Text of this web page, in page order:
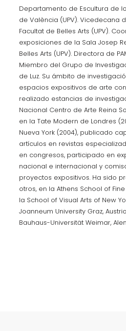
Departamento de Escultura de
de València (UPV). Vicedecana
Facultat de Belles Arts (UPV).
exposiciones de la Sala Josep
Belles Arts (UPV). Directora de
Miembro del Grupo de
de Luz. Su ámbito de
espacios expositivos de arte
realizado estancias de
Nacional Centro de Arte Reina
en la Tate Modern de Londres
Nueva York (2004), publicado
artículos en revistas
en congresos, participado en
nacional e internacional y
proyectos expositivos. Ha sido
otros, en la Athens School of
la School of Visual Arts of New
Joanneum University Graz,
Bauhaus-Universität Weimar,